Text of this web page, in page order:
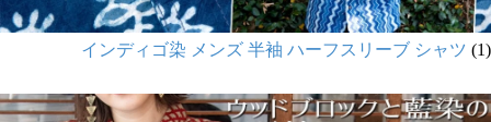
インディゴ染 メンズ 半袖 ハーフスリーブ シャツ (1)